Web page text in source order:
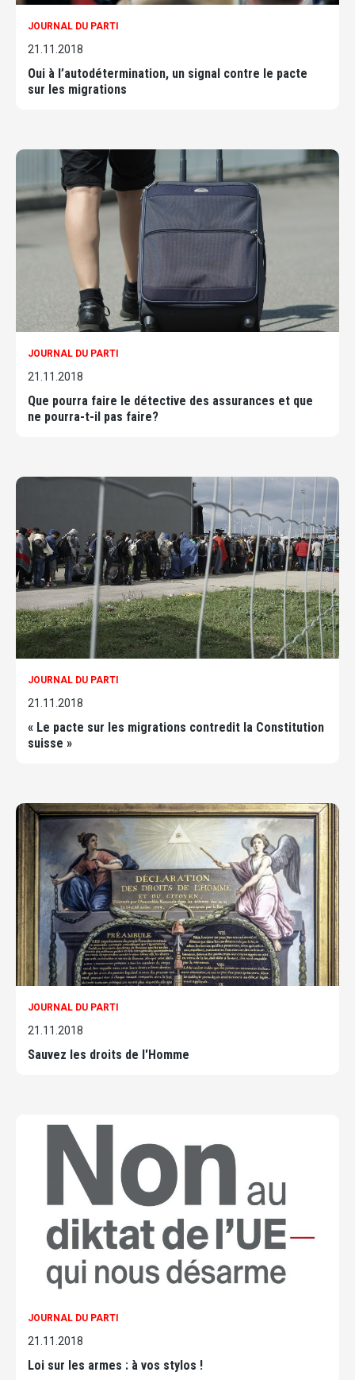
JOURNAL DU PARTI
21.11.2018
Oui à l’autodétermination, un signal contre le pacte
sur les migrations
JOURNAL DU PARTI
21.11.2018
Que pourra faire le détective des assurances et que
ne pourra-t-il pas faire?
JOURNAL DU PARTI
21.11.2018
« Le pacte sur les migrations contredit la Constitution
suisse »
JOURNAL DU PARTI
21.11.2018
Sauvez les droits de l'Homme
JOURNAL DU PARTI
21.11.2018
Loi sur les armes : à vos stylos !